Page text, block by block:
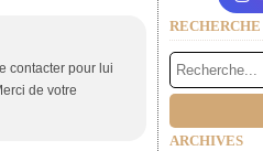
contacter pour lui
de votre
RECHERCHE
ARCHIVES